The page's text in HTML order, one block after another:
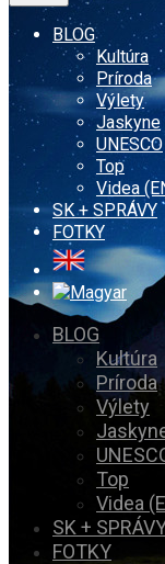
BLOG
Kultúra
Príroda
Výlety
Jaskyne
UNESCO
Top
Videa
SK + SPRÁVY
FOTKY
BLOG
Kultúra
Príroda
Výlety
Top
Videa
SK +
FOTKY